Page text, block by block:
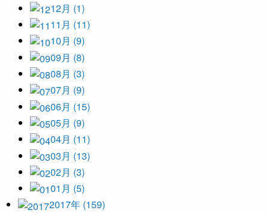
12月 (1)
11月 (11)
10月 (9)
09月 (8)
08月 (3)
07月 (9)
06月 (15)
05月 (9)
04月 (11)
03月 (13)
02月 (3)
01月 (5)
2017年 (159)